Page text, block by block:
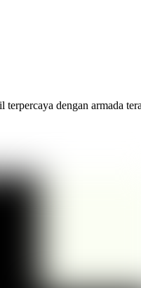
dengan armada